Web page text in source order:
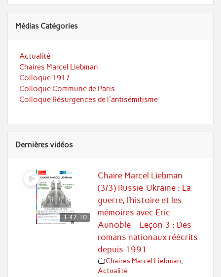
Médias Catégories
Actualité
Chaires Marcel Liebman
Colloque 1917
Colloque Commune de Paris
Colloque Résurgences de l'antisémitisme
Dernières vidéos
1:47:10
Chaire Marcel Liebman
(3/3) Russie-Ukraine : La
guerre, l’histoire et les
mémoires avec Eric
Aunoble – Leçon 3 : Des
romans nationaux réécrits
depuis 1991
Chaires Marcel Liebman
Actualité